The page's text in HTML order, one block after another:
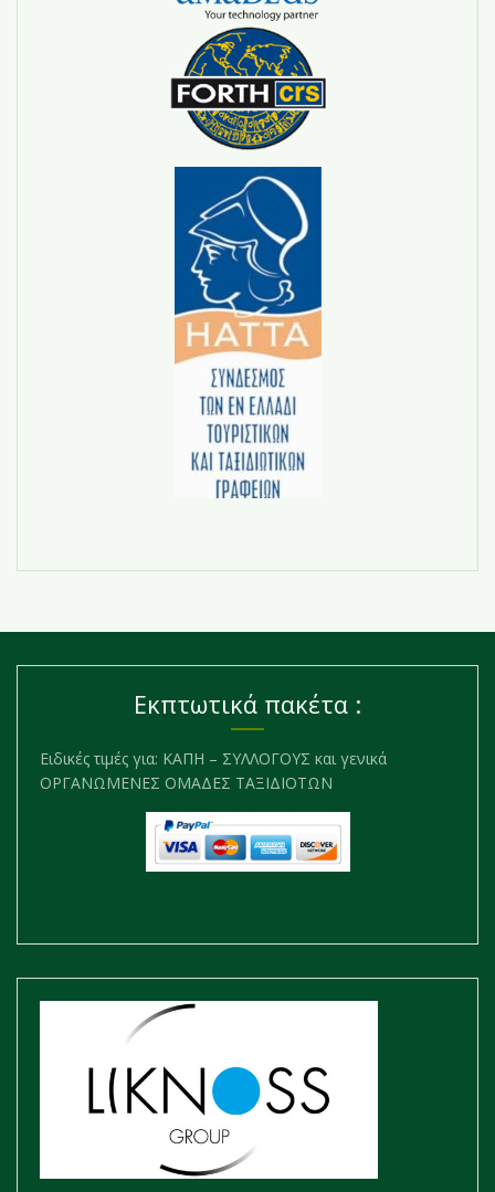
Εκπτωτικά πακέτα :
Ειδικές τιμές για: ΚΑΠΗ – ΣΥΛΛΟΓΟΥΣ και γενικά
ΟΡΓΑΝΩΜΕΝΕΣ ΟΜΑΔΕΣ ΤΑΞΙΔΙΟΤΩΝ